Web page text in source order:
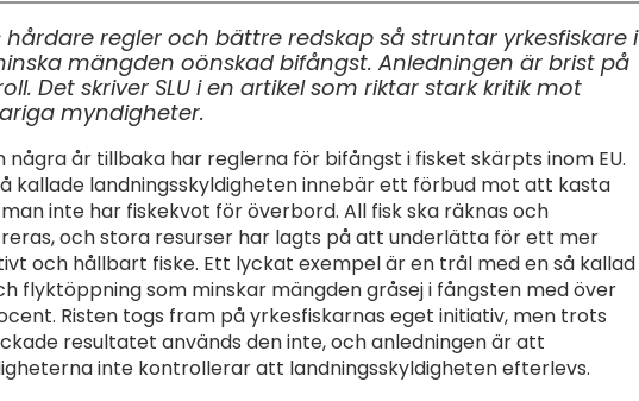
hårdare regler och bättre redskap så struntar yrkesfiskare i
mängden oönskad bifångst. Anledningen är brist på
Det skriver SLU i en artikel som riktar stark kritik mot
myndigheter.
några år tillbaka har reglerna för bifångst i fisket skärpts inom EU.
kallade landningsskyldigheten innebär ett förbud mot att kasta
inte har fiskekvot för överbord. All fisk ska räknas och
och stora resurser har lagts på att underlätta för ett mer
och hållbart fiske. Ett lyckat exempel är en trål med en så kallad
flyktöppning som minskar mängden gråsej i fångsten med över
Risten togs fram på yrkesfiskarnas eget initiativ, men trots
resultatet används den inte, och anledningen är att
inte kontrollerar att landningsskyldigheten efterlevs.